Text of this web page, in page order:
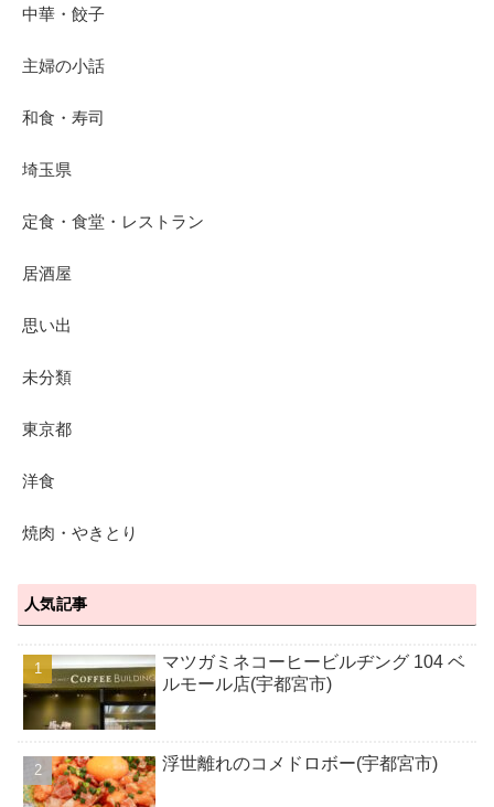
中華・餃子
主婦の小話
和食・寿司
埼玉県
定食・食堂・レストラン
居酒屋
思い出
未分類
東京都
洋食
焼肉・やきとり
人気記事
マツガミネコーヒービルヂング 104 ベ
ルモール店(宇都宮市)
浮世離れのコメドロボー(宇都宮市)